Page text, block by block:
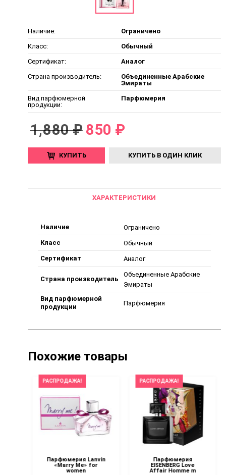
Наличие:
Ограничено
Класс:
Обычный
Сертификат:
Аналог
Страна производитель:
Объединенные Арабские
Эмираты
Вид парфюмерной
продукции:
Парфюмерия
1,880 ₽ 850 ₽
КУПИТЬ КУПИТЬ В ОДИН КЛИК
ХАРАКТЕРИСТИКИ
Наличие
Ограничено
Класс
Обычный
Сертификат
Аналог
Страна производитель
Объединенные Арабские
Эмираты
Вид парфюмерной
продукции
Парфюмерия
Похожие товары
РАСПРОДАЖА!
Парфюмерия Lanvin
«Marry Me» for
women
РАСПРОДАЖА!
Парфюмерия
EISENBERG Love
Affair Homme m